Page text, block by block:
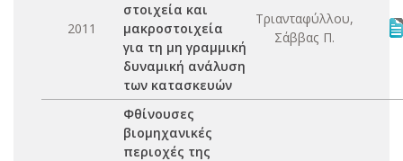
2011
στοιχεία και
μακροστοιχεία
για τη μη γραμμική
δυναμική ανάλυση
των κατασκευών
Τριανταφύλλου,
Σάββας Π.
Φθίνουσες
βιομηχανικές
περιοχές της